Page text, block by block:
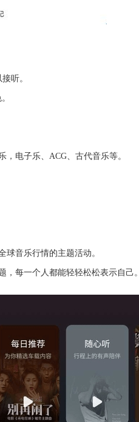
听。
电子乐、ACG、古代音乐等。
球音乐行情的主题活动。
每一个人都能轻轻松松表示自己。